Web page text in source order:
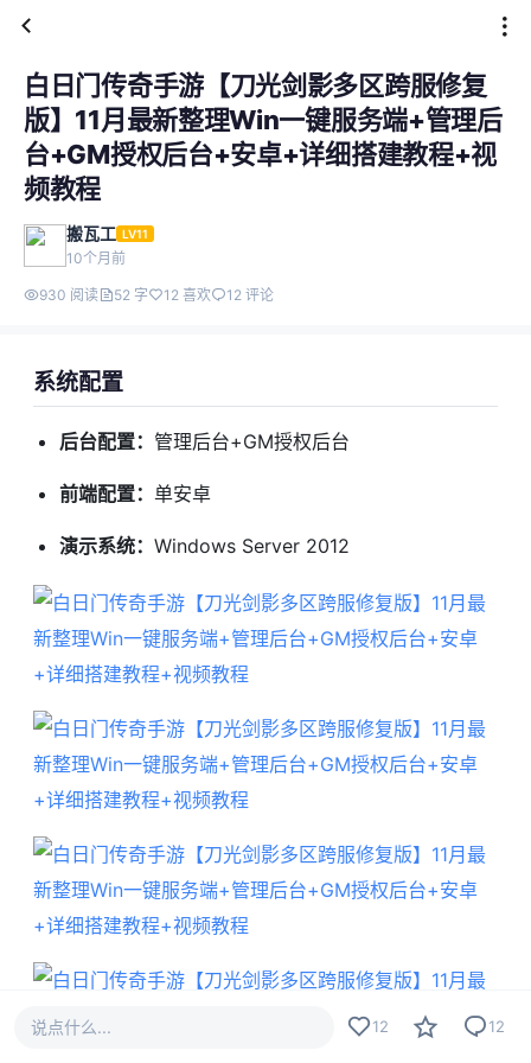
白日门传奇手游【刀光剑影多区跨服修复
版】11月最新整理Win一键服务端+管理后
台+GM授权后台+安卓+详细搭建教程+视
频教程
搬瓦工 LV11
10个月前
930 阅读 52 字 12 喜欢 12 评论
系统配置
后台配置： 管理后台+GM授权后台
前端配置： 单安卓
演示系统： Windows Server 2012
说点什么... 12 12